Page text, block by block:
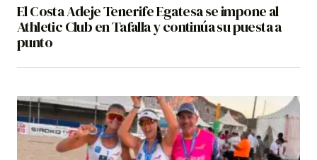
El Costa Adeje Tenerife Egatesa se impone al
Athletic Club en Tafalla y continúa su puesta a
punto